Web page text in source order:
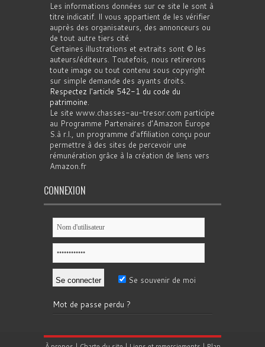
Les informations données sur ce site le sont à
titre indicatif. Il vous appartient de les vérifier
auprès des organisateurs, des annonceurs ou
de tout autre tiers cité.
Certaines illustrations et extraits sont © les
auteurs/éditeurs. Toutefois, nous retirerons
toute image ou tout contenu sous copyright
sur simple demande des ayants droits.
Respectez l'article 542-1 du code du
patrimoine.
Le site www.chasses-au-tresor.com participe
au Programme Partenaires d’Amazon Europe
S.à r.l., un programme d’affiliation conçu pour
permettre à des sites de percevoir une
rémunération grâce à la création de liens vers
Amazon.fr
CONNEXION
Se souvenir de moi
Mot de passe perdu ?